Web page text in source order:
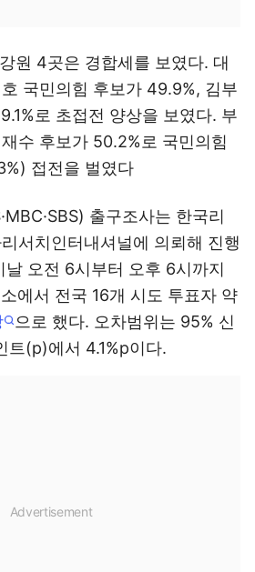
원 4곳은 경합세를 보였다. 대
국민의힘 후보가 49.9%, 김부
로 초접전 양상을 보였다. 부
수 후보가 50.2%로 국민의힘
접전을 벌였다
출구조사는 한국리
리서치인터내셔널에 의뢰해 진행
날 오전 6시부터 오후 6시까지
에서 전국 16개 시도 투표자 약
으로 했다. 오차범위는 95% 신
트(p)에서 4.1%p이다.